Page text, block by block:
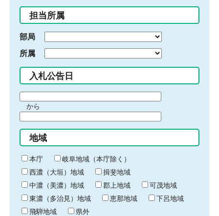
入
力
担当所属
部局
所属
入札公告日
間
始
り
から
間
終
わ
り
地域
本庁
岐阜地域（本庁除く）
西濃（大垣）地域
揖斐地域
中濃（美濃）地域
郡上地域
可茂地域
東濃（多治見）地域
恵那地域
下呂地域
飛騨地域
県外